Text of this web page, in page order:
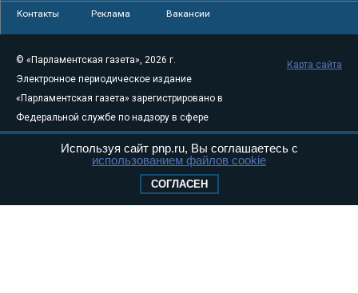
Контакты Реклама Вакансии
© «Парламентская газета», 2026 г.
Электронное периодическое издание
«Парламентская газета» зарегистрировано в
Федеральной службе по надзору в сфере
связи, информационных технологий и
массовых коммуникаций (Роскомнадзор) 05
Свидетельство о регистрации Эл № ФС77-
Карта сайта
Используя сайт pnp.ru, Вы соглашаетесь с
использованием файлов cookie
СОГЛАСЕН